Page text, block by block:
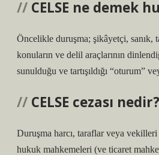
CELSE ne demek
Öncelikle duruşma; şikâyetçi, sanık,
konuların ve delil araçlarının
sunulduğu ve tartışıldığı “oturum”
CELSE cezası nedir?
Duruşma harcı, taraflar veya vekilleri
hukuk mahkemeleri (ve ticaret